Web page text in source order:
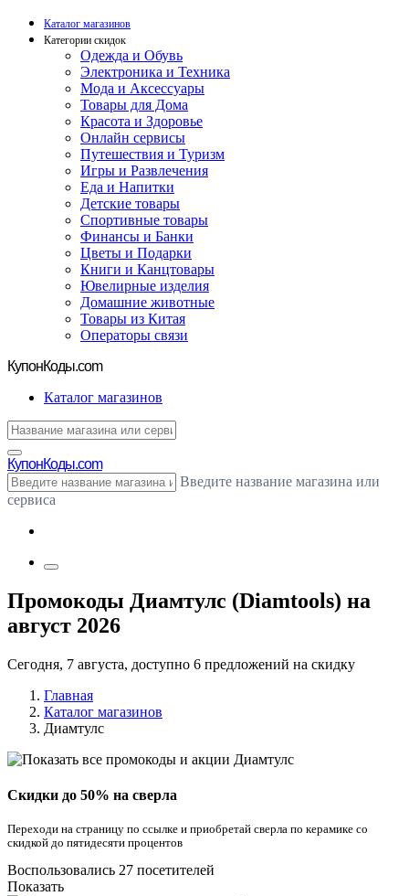
Каталог магазинов
Категории скидок
Одежда и Обувь
Электроника и Техника
Мода и Аксессуары
Товары для Дома
Красота и Здоровье
Онлайн сервисы
Путешествия и Туризм
Игры и Развлечения
Еда и Напитки
Детские товары
Спортивные товары
Финансы и Банки
Цветы и Подарки
Книги и Канцтовары
Ювелирные изделия
Домашние животные
Товары из Китая
Операторы связи
КупонКоды.com
Каталог магазинов
КупонКоды.com
Введите название магазина или
сервиса
Промокоды Диамтулс (Diamtools) на
август 2026
Сегодня, 7 августа, доступно 6 предложений на скидку
Главная
Каталог магазинов
Диамтулс
Скидки до 50% на сверла
Переходи на страницу по ссылке и приобретай сверла по керамике со
скидкой до пятидесяти процентов
Воспользовались 27 посетителей
Показать